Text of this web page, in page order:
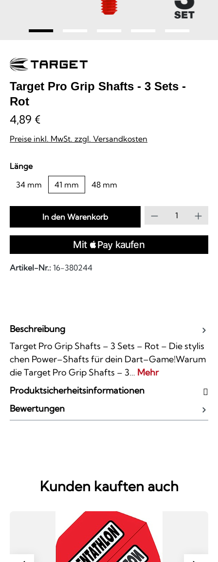
Target Pro Grip Shafts - 3 Sets -
Rot
4,89 €
Preise inkl. MwSt. zzgl. Versandkosten
Längeauswählen
34 mm
41 mm 48 mm
Produkt
In den Warenkorb
Artikel-Nr.: 16-380244
Beschreibung
Target Pro Grip Shafts – 3 Sets – Rot – Die stylis
chen Power–Shafts für dein Dart–Game!Warum
die Target Pro Grip Shafts – 3… Mehr
Produktsicherheitsinformationen
Bewertungen
Kunden kauften auch